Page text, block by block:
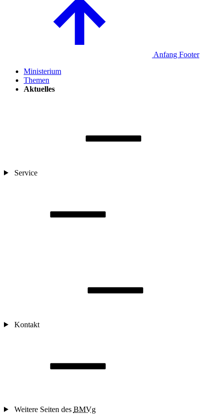
Anfang Footer
Ministerium
Themen
Aktuelles
Service
Kontakt
Weitere Seiten des BMVg